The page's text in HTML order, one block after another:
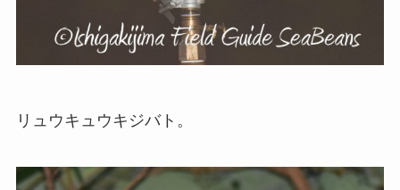
リュウキュウキジバト。